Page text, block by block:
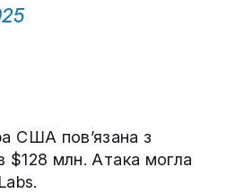
США пов’язана з
$128 млн. Атака могла